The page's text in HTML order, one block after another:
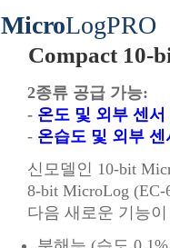
MicroLogPRO
Compact 10-
2종류 공급 가능:
- 온도 및 외부 센서
- 온습도 및 외부 센
신모델인 10-bit
8-bit MicroLog
다음 새로운 기능